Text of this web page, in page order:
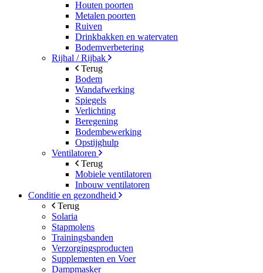
Houten poorten
Metalen poorten
Ruiven
Drinkbakken en watervaten
Bodemverbetering
Rijhal / Rijbak
Terug
Bodem
Wandafwerking
Spiegels
Verlichting
Beregening
Bodembewerking
Opstijghulp
Ventilatoren
Terug
Mobiele ventilatoren
Inbouw ventilatoren
Conditie en gezondheid
Terug
Solaria
Stapmolens
Trainingsbanden
Verzorgingsproducten
Supplementen en Voer
Dampmasker